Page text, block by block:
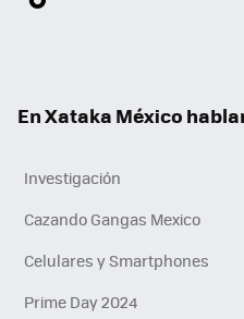
En Xataka México
Investigación
Cazando Gangas Mexico
Celulares y Smartphones
Prime Day 2024